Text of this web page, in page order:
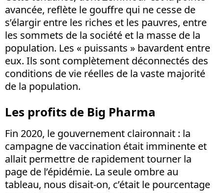
avancée, reflète le gouffre qui ne cesse de
s’élargir entre les riches et les pauvres, entre
les sommets de la société et la masse de la
population. Les « puissants » bavardent entre
eux. Ils sont complètement déconnectés des
conditions de vie réelles de la vaste majorité
de la population.
Les profits de Big Pharma
Fin 2020, le gouvernement claironnait : la
campagne de vaccination était imminente et
allait permettre de rapidement tourner la
page de l’épidémie. La seule ombre au
tableau, nous disait-on, c’était le pourcentage